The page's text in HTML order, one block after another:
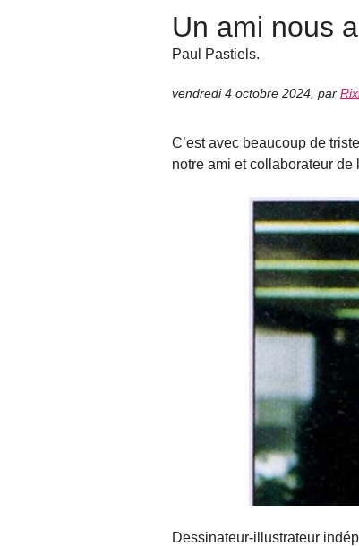
Un ami nous
Paul Pastiels.
vendredi 4 octobre 2024 par
C’est avec beaucoup de
notre ami et collaborateur
Dessinateur-illustrateur